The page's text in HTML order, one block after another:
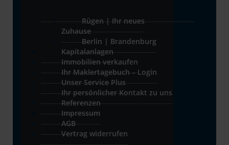
Rügen | Ihr neues
Zuhause
Berlin | Brandenburg
Kapitalanlagen
Immobilien verkaufen
Ihr Maklertagebuch – Login
Unser Service Plus
Ihr persönlicher Kontakt zu uns
Referenzen
Impressum
AGB
Vertrag widerrufen